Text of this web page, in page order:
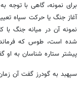
برای نمونه، گاهی با توجه
آغاز جنگ یا حرکت سپاه
نمونه آن در میانه جنگ
شده است، طوس که
پیشتر ستاره شناسان به او
سپهبد به گودرز گفت آن